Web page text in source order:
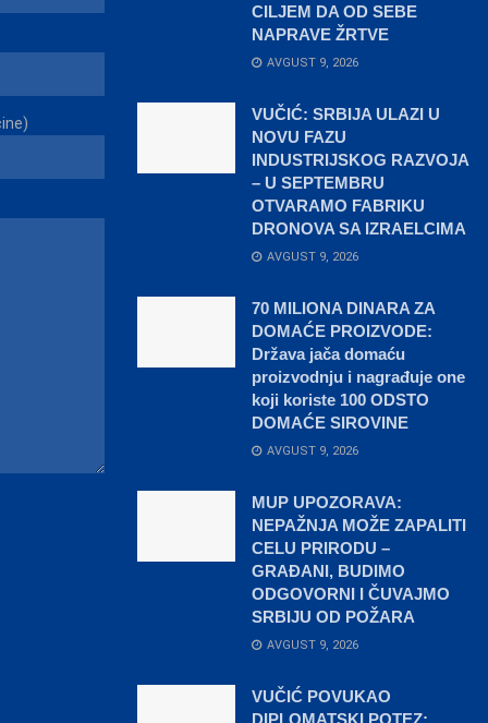
CILJEM DA OD SEBE
NAPRAVE ŽRTVE
AVGUST 9, 2026
VUČIĆ: SRBIJA ULAZI U
NOVU FAZU
INDUSTRIJSKOG RAZVOJA
– U SEPTEMBRU
OTVARAMO FABRIKU
DRONOVA SA IZRAELCIMA
AVGUST 9, 2026
70 MILIONA DINARA ZA
DOMAĆE PROIZVODE:
Država jača domaću
proizvodnju i nagrađuje one
koji koriste 100 ODSTO
DOMAĆE SIROVINE
AVGUST 9, 2026
MUP UPOZORAVA:
NEPAŽNJA MOŽE ZAPALITI
CELU PRIRODU –
GRAĐANI, BUDIMO
ODGOVORNI I ČUVAJMO
SRBIJU OD POŽARA
AVGUST 9, 2026
VUČIĆ POVUKAO